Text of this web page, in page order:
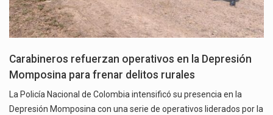
Carabineros refuerzan operativos en la Depresión
Momposina para frenar delitos rurales
La Policía Nacional de Colombia intensificó su presencia en la
Depresión Momposina con una serie de operativos liderados por la